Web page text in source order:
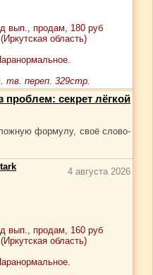
вып., продам, 180 руб
(Иркутская область)
тв. переп. 329стр.
секрет лёгкой
формулу, своё слово-
4 августа 2026
вып., продам, 160 руб
(Иркутская область)